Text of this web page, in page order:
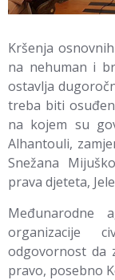
Kršenja
na nehuman i
ostavlja
treba biti
na kojem su
Alhantouli,
Snežana
prava djeteta,
Međunarodne
organizacije
odgovornost da
pravo, posebno